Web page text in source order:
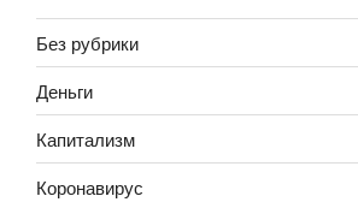
Без рубрики
Деньги
Капитализм
Коронавирус